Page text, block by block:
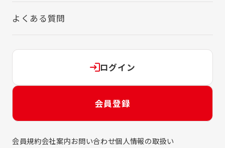
よくある質問
ログイン
会員登録
会員規約会社案内お問い合わせ個人情報の取扱い